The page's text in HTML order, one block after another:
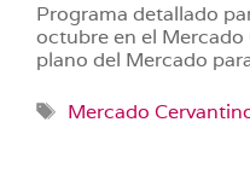
Programa detallado
octubre en el
plano del Mercado
Etiquetas
Mercado